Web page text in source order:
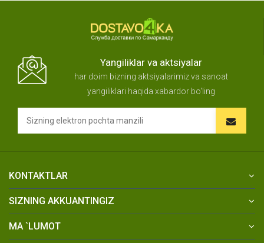
Yangiliklar va aktsiyalar
har doim bizning aktsiyalarimiz va sanoat
yangiliklari haqida xabardor bo'ling
KONTAKTLAR
SIZNING AKKUANTINGIZ
MA `LUMOT